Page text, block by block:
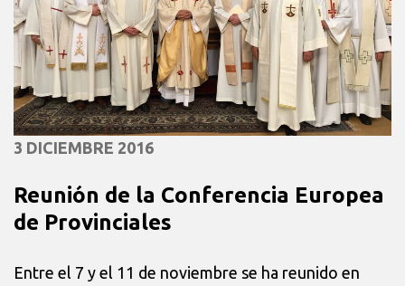
3 DICIEMBRE 2016
Reunión de la Conferencia Europea
de Provinciales
Entre el 7 y el 11 de noviembre se ha reunido en